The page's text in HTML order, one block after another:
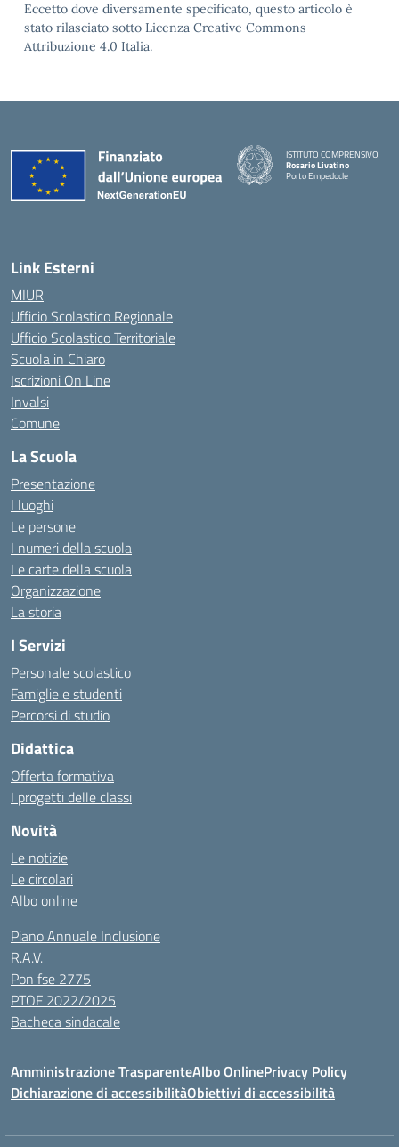
Eccetto dove diversamente specificato, questo articolo è
stato rilasciato sotto Licenza Creative Commons
Attribuzione 4.0 Italia.
ISTITUTO COMPRENSIVO
Rosario Livatino
Porto Empedocle
Link Esterni
MIUR
Ufficio Scolastico Regionale
Ufficio Scolastico Territoriale
Scuola in Chiaro
Iscrizioni On Line
Invalsi
Comune
La Scuola
Presentazione
I luoghi
Le persone
I numeri della scuola
Le carte della scuola
Organizzazione
La storia
I Servizi
Personale scolastico
Famiglie e studenti
Percorsi di studio
Didattica
Offerta formativa
I progetti delle classi
Novità
Le notizie
Le circolari
Albo online
Piano Annuale Inclusione
R.A.V.
Pon fse 2775
PTOF 2022/2025
Bacheca sindacale
Amministrazione TrasparenteAlbo OnlinePrivacy Policy
Dichiarazione di accessibilitàObiettivi di accessibilità